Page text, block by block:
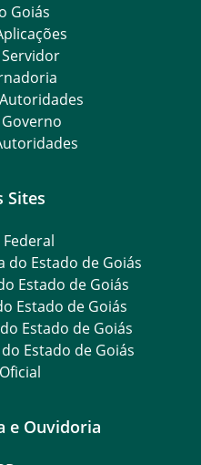
Goiás
Sites
do Estado de Goiás
Estado de Goiás
Estado de Goiás
Estado de Goiás
Estado de Goiás
e Ouvidoria